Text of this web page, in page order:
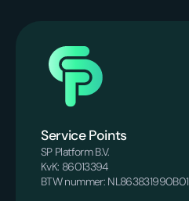
Service Points
SP Platform B.V.
KvK: 86013394
BTW nummer: NL863831990B01